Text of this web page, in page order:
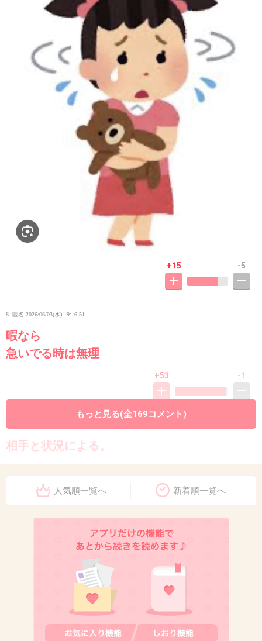
+15 -5
8. 匿名 2026/06/03(水) 19:16:51
暇なら
急いでる時は無理
+53 -1
相手と状況による。
+116
2026/06/03(水) 19:17:05
経験則で言うとお礼を言ってくれない人が多いので知らな
いフリして逃げます
+10
もっと見る(全169コメント)
人気順一覧へ 新着順一覧へ